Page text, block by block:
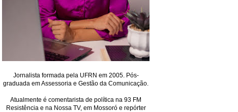
Jornalista formada pela UFRN em 2005. Pós-
graduada em Assessoria e Gestão da Comunicação.
Atualmente é comentarista de política na 93 FM
Resistência e na Nossa TV, em Mossoró e repórter